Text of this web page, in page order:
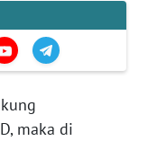
maka di